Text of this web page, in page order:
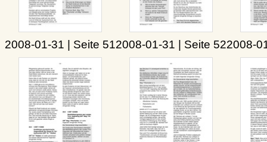
2008-01-31 | Seite 512008-01-31 | Seite 522008-